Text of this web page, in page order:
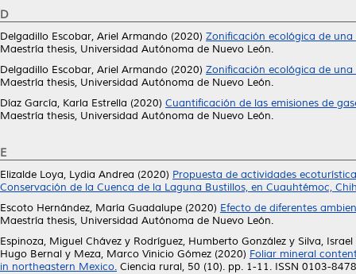
D
Delgadillo Escobar, Ariel Armando (2020) Zonificación ecológica de
Maestría thesis, Universidad Autónoma de Nuevo León.
Delgadillo Escobar, Ariel Armando (2020) Zonificación ecológica de
Maestría thesis, Universidad Autónoma de Nuevo León.
Díaz García, Karla Estrella (2020) Cuantificación de las emisiones de
Maestría thesis, Universidad Autónoma de Nuevo León.
E
Elizalde Loya, Lydia Andrea (2020) Propuesta de actividades
Conservación de la Cuenca de la Laguna Bustillos, en Cuauhtémoc,
Escoto Hernández, María Guadalupe (2020) Efecto de diferentes
Maestría thesis, Universidad Autónoma de Nuevo León.
Espinoza, Miguel Chávez y Rodríguez, Humberto González y Silva,
Hugo Bernal y Meza, Marco Vinicio Gómez (2020) Foliar mineral
in northeastern Mexico. Ciencia rural, 50 (10). pp. 1-11. ISSN 0103-8478